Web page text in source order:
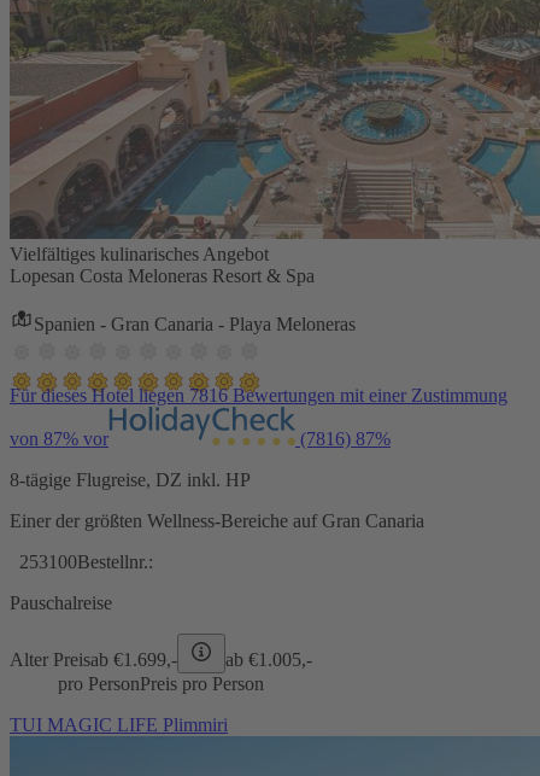
Vielfältiges kulinarisches Angebot
Lopesan Costa Meloneras Resort & Spa
Spanien - Gran Canaria - Playa Meloneras
Für dieses Hotel liegen 7816 Bewertungen mit einer Zustimmung
von 87% vor (7816) 87%
8-tägige Flugreise, DZ inkl. HP
Einer der größten Wellness-Bereiche auf Gran Canaria
253100Bestellnr.:
Pauschalreise
Alter Preisab €1.699,- ab €1.005,-
pro PersonPreis pro Person
TUI MAGIC LIFE Plimmiri